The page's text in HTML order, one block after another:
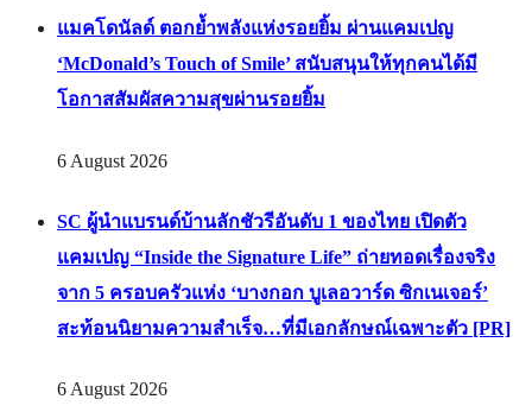
แมคโดนัลด์ ตอกย้ำพลังแห่งรอยยิ้ม ผ่านแคมเปญ
‘McDonald’s Touch of Smile’ สนับสนุนให้ทุกคนได้มี
โอกาสสัมผัสความสุขผ่านรอยยิ้ม
6 August 2026
SC ผู้นำแบรนด์บ้านลักชัวรีอันดับ 1 ของไทย เปิดตัว
แคมเปญ “Inside the Signature Life” ถ่ายทอดเรื่องจริง
จาก 5 ครอบครัวแห่ง ‘บางกอก บูเลอวาร์ด ซิกเนเจอร์’
สะท้อนนิยามความสำเร็จ…ที่มีเอกลักษณ์เฉพาะตัว [PR]
6 August 2026